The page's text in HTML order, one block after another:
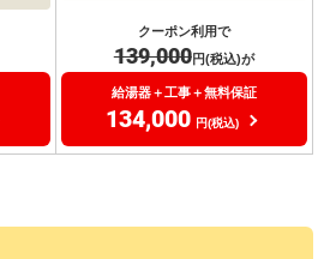
クーポン利用で
139,000円(税込)が
給湯器＋工事＋無料保証
134,000 円(税込)